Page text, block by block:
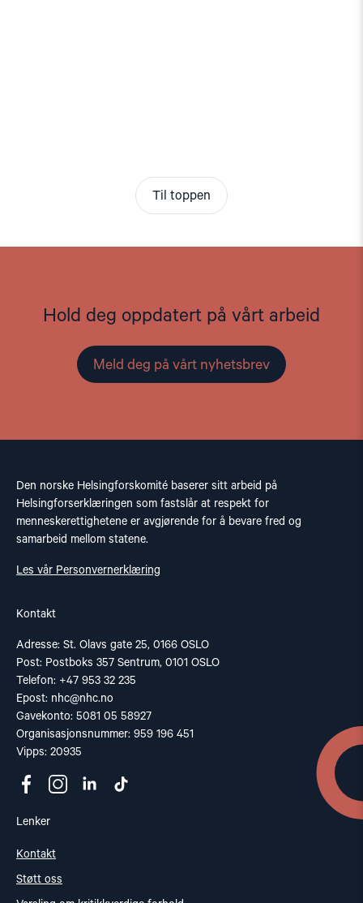
Til toppen
Hold deg oppdatert på vårt arbeid
Meld deg på vårt nyhetsbrev
Den norske Helsingforskomité baserer sitt arbeid på
Helsingforserklæringen som fastslår at respekt for
menneskerettighetene er avgjørende for å bevare fred og
samarbeid mellom statene.
Les vår Personvernerklæring
Kontakt
Adresse: St. Olavs gate 25, 0166 OSLO
Post: Postboks 357 Sentrum, 0101 OSLO
Telefon: +47 953 32 235
Epost: nhc@nhc.no
Gavekonto: 5081 05 58927
Organisasjonsnummer: 959 196 451
Vipps: 20935
Lenker
Kontakt
Støtt oss